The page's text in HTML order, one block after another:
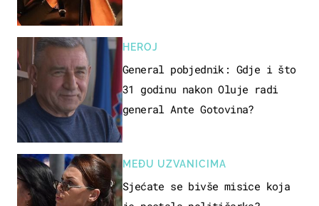
HEROJ
General pobjednik: Gdje i što
31 godinu nakon Oluje radi
general Ante Gotovina?
MEĐU UZVANICIMA
Sjećate se bivše misice koja